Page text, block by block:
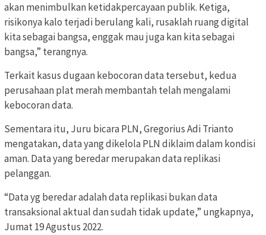
akan menimbulkan ketidakpercayaan publik. Ketiga,
risikonya kalo terjadi berulang kali, rusaklah ruang digital
kita sebagai bangsa, enggak mau juga kan kita sebagai
bangsa,” terangnya.
Terkait kasus dugaan kebocoran data tersebut, kedua
perusahaan plat merah membantah telah mengalami
kebocoran data.
Sementara itu, Juru bicara PLN, Gregorius Adi Trianto
mengatakan, data yang dikelola PLN diklaim dalam kondisi
aman. Data yang beredar merupakan data replikasi
pelanggan.
“Data yg beredar adalah data replikasi bukan data
transaksional aktual dan sudah tidak update,” ungkapnya,
Jumat 19 Agustus 2022.